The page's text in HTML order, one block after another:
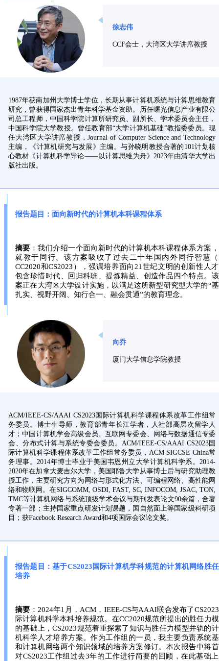
徐志伟
CCF会士，大湾区大学讲席教授
1987年获南加州大学博士学位，长期从事计算机系统与计算思维教育
研究，曾获得国家杰出青年科学基金资助。历任曙光信息产业有限公
司总工程师，中国科学院计算所研究员、副所长、学术委员会主任，
中国科学院大学教授。曾任教育部“大学计算机基础”教指委委员。现
任大湾区大学讲席教授，Journal of Computer Science and Technology
主编，《计算机研究与发展》主编。与孙晓明教授合著的101计划核
心教材《计算机科学导论——以计算思维为舟》2023年由清华大学出
版社出版。
报告题目：面向新时代的计算机本科课程体系
摘要 ：我们介绍一个面向新时代的计算机本科课程体系方案
就教于同行。该方案吸收了过去二十年国内外同行智慧
CC2020和CS2023），强调培养面向21世纪文明的创新性人
包含珍惜时代、回归科班、提炼精益、创造作品四个特点。
案正在大湾区大学设计实施，以满足这所新型研究型大学的“
扎实、视野开阔、知行合一、融会贯通”的教育理念。
向乔
厦门大学信息学院教授
ACM/IEEE-CS/AAAI CS2023国际计算机科学课程体系改革工作组常
务委员。博士生导师，教育部青年长江学者，人社部高层次留学人
才；中国计算机学会高级会员、互联网专委会、网络与数据通信专委
会、分布式计算与系统专委会委员。ACM/IEEE-CS/AAAI CS2023国
际计算机科学课程体系改革工作组常务委员，ACM SIGCSE China常
务理事。2014年博士毕业于美国韦恩州立大学计算机科学系。2014-
2020年在加拿大麦吉尔大学，美国耶鲁大学从事博士后与研究助理教
授工作，主要研究方向为网络与形式化方法、可编程网络、高性能网
络和物联网。在SIGCOMM, OSDI, FAST, SC, INFOCOM, JSAC, TON,
TMC等计算机网络与系统顶级学术会议与期刊发表论文90余篇，合著
专著一部；主持国家重点研发计划课题，国自然面上等国家级科研项
目；获Facebook Research Award和4项国际会议论文奖。
报告题目：基于CS2023国际计算机学科规范的计算机网络胜
培养
摘要 ：2024年1月，ACM，IEEE-CS与AAAI联合发布了
际计算机科学本科培养规范。在CC2020规范所提出的胜任力
的基础上，CS2023规范着重探索了知识与胜任力模型并轨的
机科学人才培养方案。作为工作组的一员，我主要负责系统
和计算机网络两个知识领域的培养方案修订。本次报告中将
对CS2023工作组过去3年的工作进行简要的回顾，在此基础